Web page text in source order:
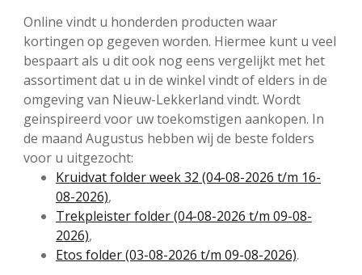
Online vindt u honderden producten waar
kortingen op gegeven worden. Hiermee kunt u veel
bespaart als u dit ook nog eens vergelijkt met het
assortiment dat u in de winkel vindt of elders in de
omgeving van Nieuw-Lekkerland vindt. Wordt
geinspireerd voor uw toekomstigen aankopen. In
de maand Augustus hebben wij de beste folders
voor u uitgezocht:
Kruidvat folder week 32 (04-08-2026 t/m 16-
08-2026),
Trekpleister folder (04-08-2026 t/m 09-08-
2026),
Etos folder (03-08-2026 t/m 09-08-2026).